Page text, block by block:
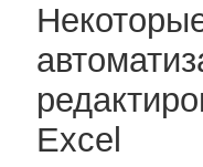
Excel